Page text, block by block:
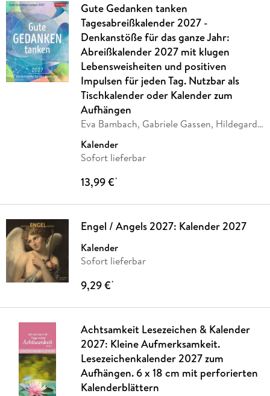
Gute Gedanken tanken
Tagesabreißkalender 2027 -
Denkanstöße für das ganze Jahr:
Abreißkalender 2027 mit klugen
Lebensweisheiten und positiven
Impulsen für jeden Tag. Nutzbar als
Tischkalender oder Kalender zum
Aufhängen
Eva Bambach, Gabriele Gassen, Hildegard
Kalender
Sofort lieferbar
13,99 €*
Engel / Angels 2027: Kalender 2027
Kalender
Sofort lieferbar
9,29 €*
Achtsamkeit Lesezeichen & Kalender
2027: Kleine Aufmerksamkeit.
Lesezeichenkalender 2027 zum
Aufhängen. 6 x 18 cm mit perforierten
Kalenderblättern